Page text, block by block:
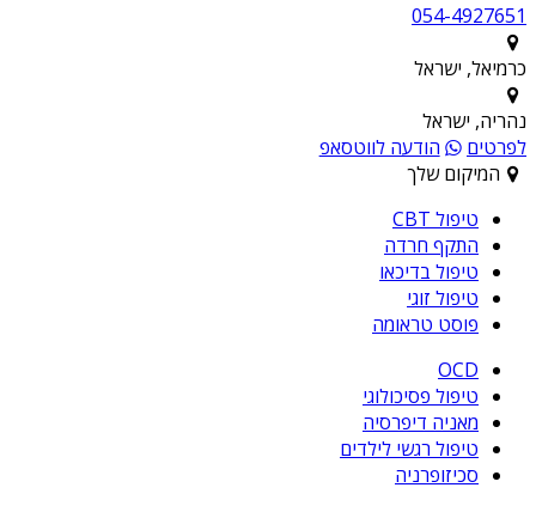
054-4927651
כרמיאל, ישראל
נהריה, ישראל
לפרטים
הודעה לווטסאפ
המיקום שלך
טיפול CBT
התקף חרדה
טיפול בדיכאו
טיפול זוגי
פוסט טראומה
OCD
טיפול פסיכולוגי
מאניה דיפרסיה
טיפול רגשי לילדים
סכיזופרניה